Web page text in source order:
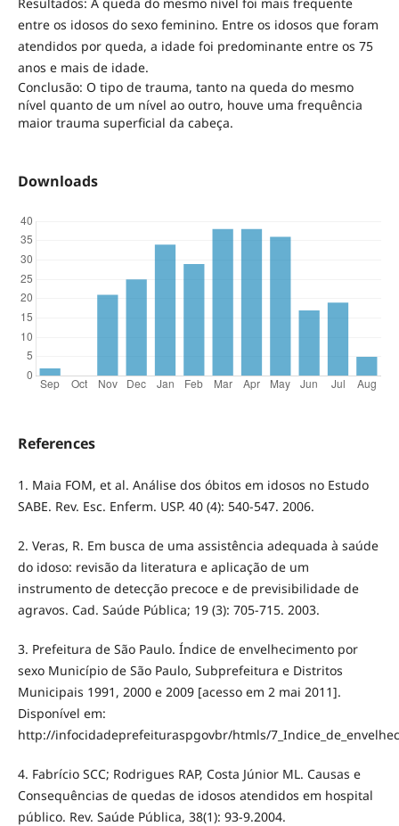
entre os idosos do sexo feminino. Entre os idosos que foram
atendidos por queda, a idade foi predominante entre os 75
anos e mais de idade.
Conclusão: O tipo de trauma, tanto na queda do mesmo
nível quanto de um nível ao outro, houve uma frequência
maior trauma superficial da cabeça.
Downloads
References
1. Maia FOM, et al. Análise dos óbitos em idosos no Estudo
SABE. Rev. Esc. Enferm. USP. 40 (4): 540-547. 2006.
2. Veras, R. Em busca de uma assistência adequada à saúde
do idoso: revisão da literatura e aplicação de um
instrumento de detecção precoce e de previsibilidade de
agravos. Cad. Saúde Pública; 19 (3): 705-715. 2003.
3. Prefeitura de São Paulo. Índice de envelhecimento por
sexo Município de São Paulo, Subprefeitura e Distritos
Municipais 1991, 2000 e 2009 [acesso em 2 mai 2011].
Disponível em:
http://infocidadeprefeituraspgovbr/htmls/
4. Fabrício SCC; Rodrigues RAP, Costa Júnior ML. Causas e
Consequências de quedas de idosos atendidos em hospital
público. Rev. Saúde Pública, 38(1): 93-9.2004.